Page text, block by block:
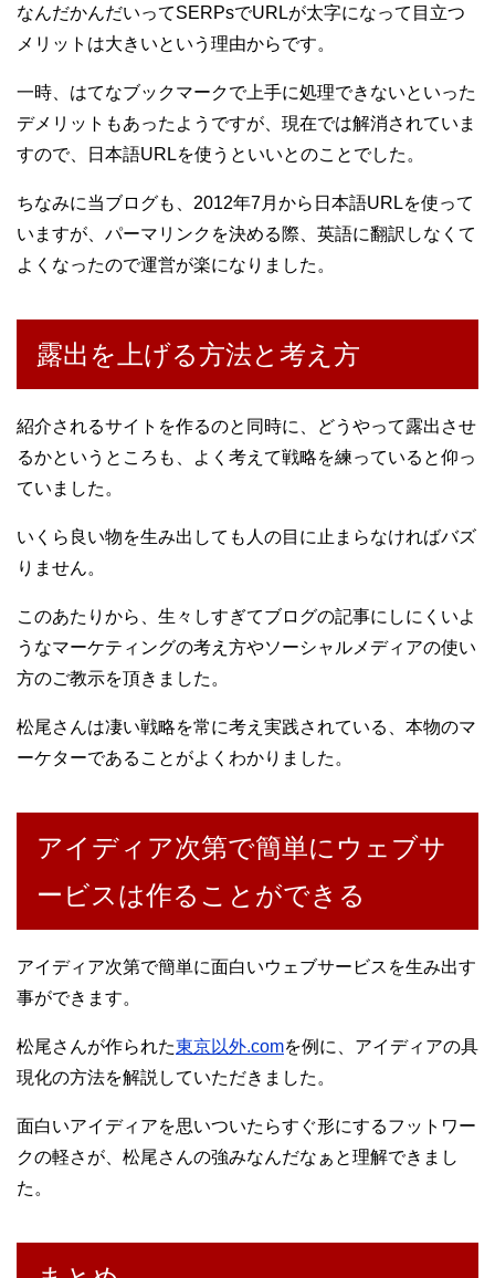
なんだかんだいってSERPsでURLが太字になって目立つ
メリットは大きいという理由からです。
一時、はてなブックマークで上手に処理できないといった
デメリットもあったようですが、現在では解消されていま
すので、日本語URLを使うといいとのことでした。
ちなみに当ブログも、2012年7月から日本語URLを使って
いますが、パーマリンクを決める際、英語に翻訳しなくて
よくなったので運営が楽になりました。
露出を上げる方法と考え方
紹介されるサイトを作るのと同時に、どうやって露出させ
るかというところも、よく考えて戦略を練っていると仰っ
ていました。
いくら良い物を生み出しても人の目に止まらなければバズ
りません。
このあたりから、生々しすぎてブログの記事にしにくいよ
うなマーケティングの考え方やソーシャルメディアの使い
方のご教示を頂きました。
松尾さんは凄い戦略を常に考え実践されている、本物のマ
ーケターであることがよくわかりました。
アイディア次第で簡単にウェブサ
ービスは作ることができる
アイディア次第で簡単に面白いウェブサービスを生み出す
事ができます。
松尾さんが作られた東京以外.comを例に、アイディアの具
現化の方法を解説していただきました。
面白いアイディアを思いついたらすぐ形にするフットワー
クの軽さが、松尾さんの強みなんだなぁと理解できまし
た。